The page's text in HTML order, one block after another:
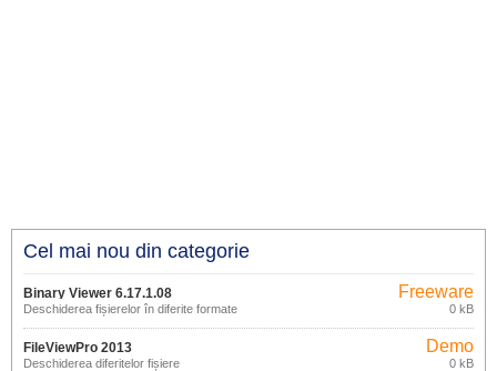
Cel mai nou din categorie
Binary Viewer 6.17.1.08
Deschiderea fișierelor în diferite formate
Freeware
0 kB
FileViewPro 2013
Deschiderea diferitelor fișiere
Demo
0 kB